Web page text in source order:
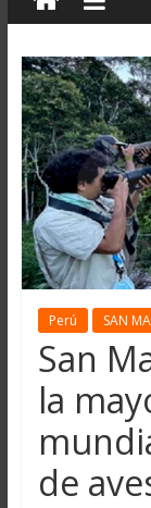
Perú SAN
San
la
de